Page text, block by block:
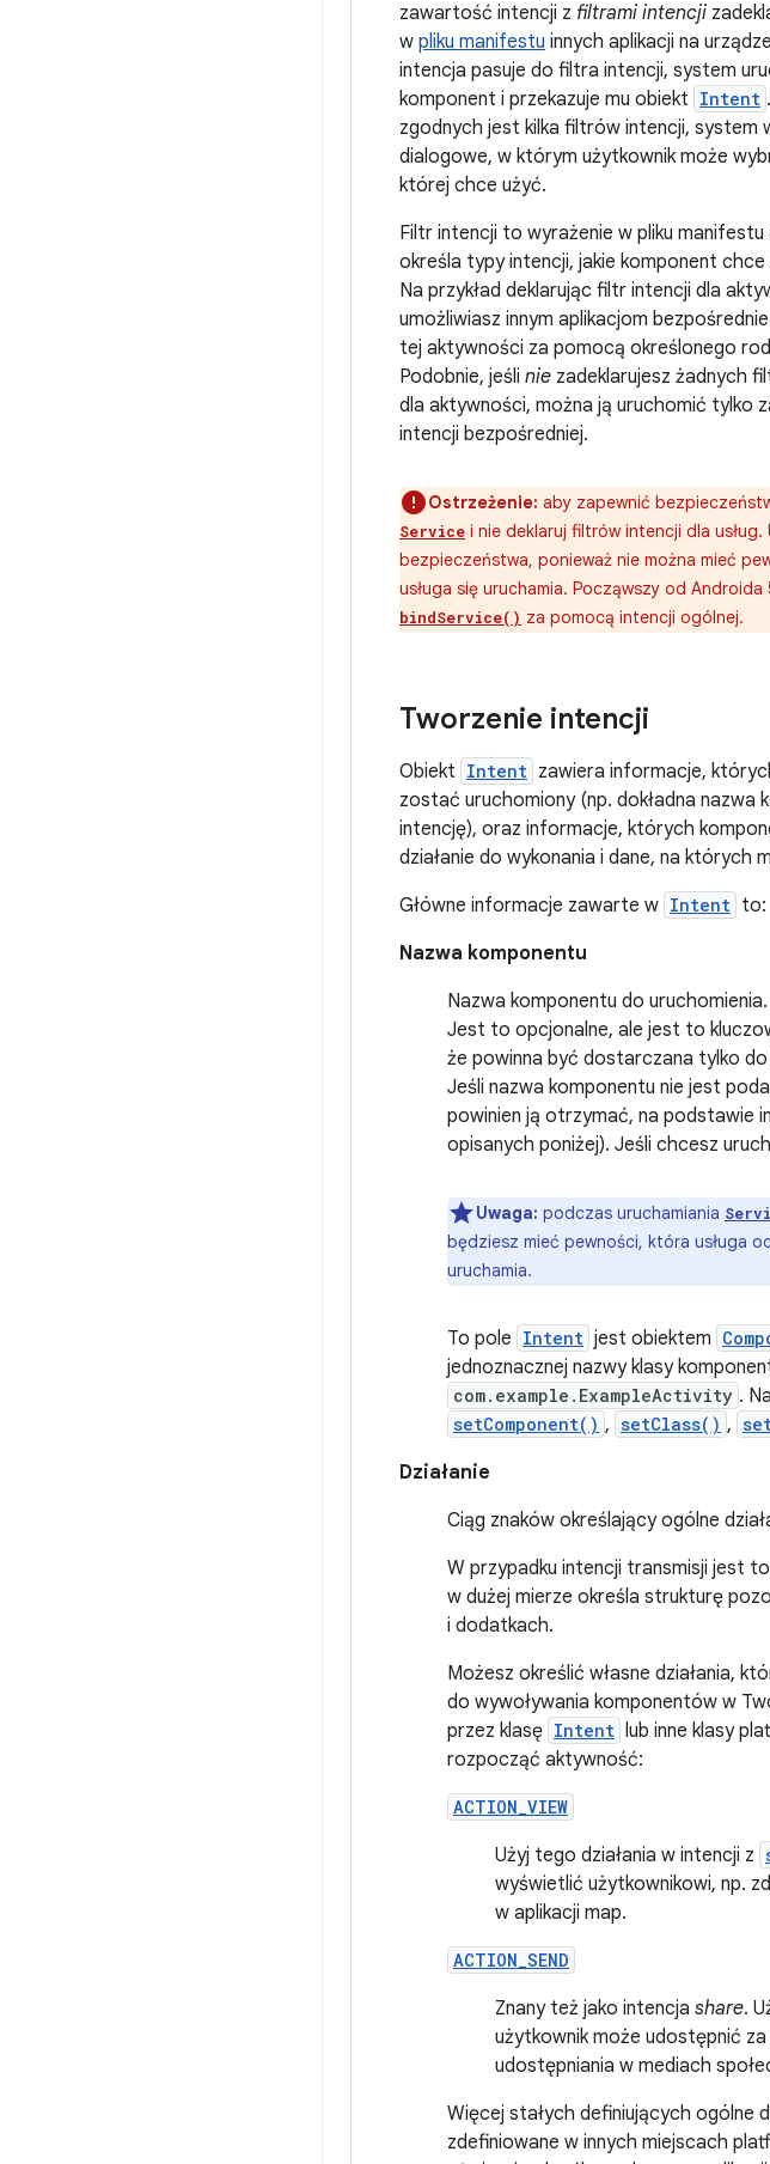
zawartość intencji z filtrami intencji
w pliku manifestu innych aplikacji na
intencja pasuje do filtra intencji, system
komponent i przekazuje mu obiekt Intent
zgodnych jest kilka filtrów intencji, system
dialogowe, w którym użytkownik może
której chce użyć.
Filtr intencji to wyrażenie w pliku manifestu
określa typy intencji, jakie komponent
Na przykład deklarując filtr intencji dla
umożliwiasz innym aplikacjom
tej aktywności za pomocą określonego
Podobnie, jeśli nie zadeklarujesz żadnych
dla aktywności, można ją uruchomić tylko
intencji bezpośredniej.
Ostrzeżenie: aby zapewnić
Service i nie deklaruj filtrów intencji dla
bezpieczeństwa, ponieważ nie można mieć
usługa się uruchamia. Począwszy od
bindService() za pomocą intencji ogólnej.
Tworzenie intencji
Obiekt Intent zawiera informacje,
zostać uruchomiony (np. dokładna
intencję), oraz informacje, których
działanie do wykonania i dane, na których
Główne informacje zawarte w Intent to:
Nazwa komponentu
Nazwa komponentu do uruchomienia.
Jest to opcjonalne, ale jest to
że powinna być dostarczana tylko
Jeśli nazwa komponentu nie jest
powinien ją otrzymać, na podstawie
opisanych poniżej). Jeśli chcesz
Uwaga: podczas uruchamiania
będziesz mieć pewności, która usługa
uruchamia.
To pole Intent jest obiektem
jednoznacznej nazwy klasy
com.example.ExampleActivity .
setComponent() , setClass() ,
Działanie
Ciąg znaków określający ogólne
W przypadku intencji transmisji jest
w dużej mierze określa strukturę
i dodatkach.
Możesz określić własne działania,
do wywoływania komponentów w
przez klasę Intent lub inne klasy
rozpocząć aktywność:
ACTION_VIEW
Użyj tego działania w intencji z
wyświetlić użytkownikowi, np.
w aplikacji map.
ACTION_SEND
Znany też jako intencja share.
użytkownik może udostępnić
udostępniania w mediach
Więcej stałych definiujących ogólne
zdefiniowane w innych miejscach